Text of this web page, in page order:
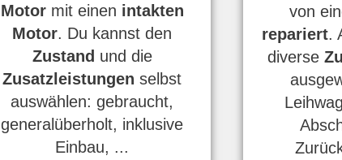
Motormit einen intakten
Motor. Du kannst den
Zustand und die
Zusatzleistungen selbst
auswählen: gebraucht,
generalüberholt, inklusive
Einbau, ...
von
repariert.
diverse